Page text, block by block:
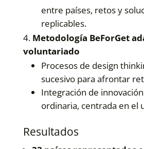
entre países, retos y
replicables.
Metodología BeForGet
voluntariado
Procesos de design
sucesivo para afrontar
Integración de
ordinaria, centrada en el
Resultados